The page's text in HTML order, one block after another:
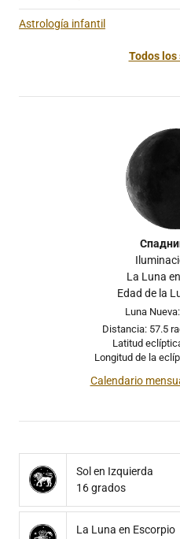
Astrología infantil
Todos
La Luna
Edad de la
Luna
Distancia: 57.5
Latitud
Longitud de la
Calendario
Sol en Izquierda
16 grados
La Luna en Escorpio